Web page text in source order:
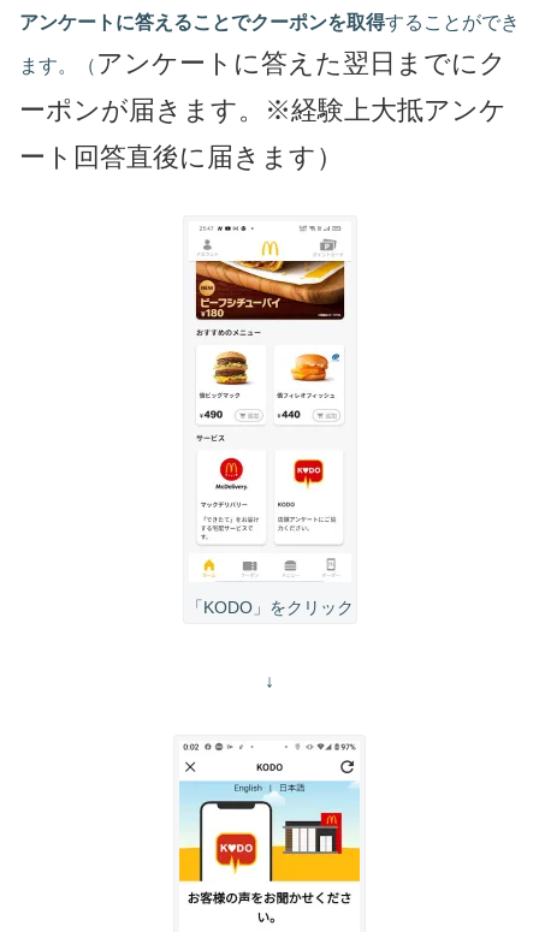
アンケートに答えることでクーポンを取得することができ
ます。（ アンケートに答えた翌日までにク
ーポンが届きます。※経験上大抵アンケ
ート回答直後に届きます）
「KODO」をクリック
↓